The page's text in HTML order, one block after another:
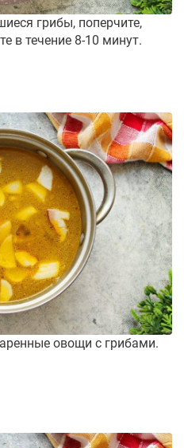
грибы, поперчите,
в течение 8-10 минут.
овощи с грибами.